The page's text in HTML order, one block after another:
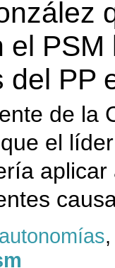
el
del PP
de la
el
autonomías